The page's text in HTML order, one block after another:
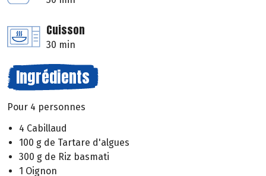
Cuisson
30 min
Ingrédients
Pour 4 personnes
4 Cabillaud
100 g de Tartare d'algues
300 g de Riz basmati
1 Oignon